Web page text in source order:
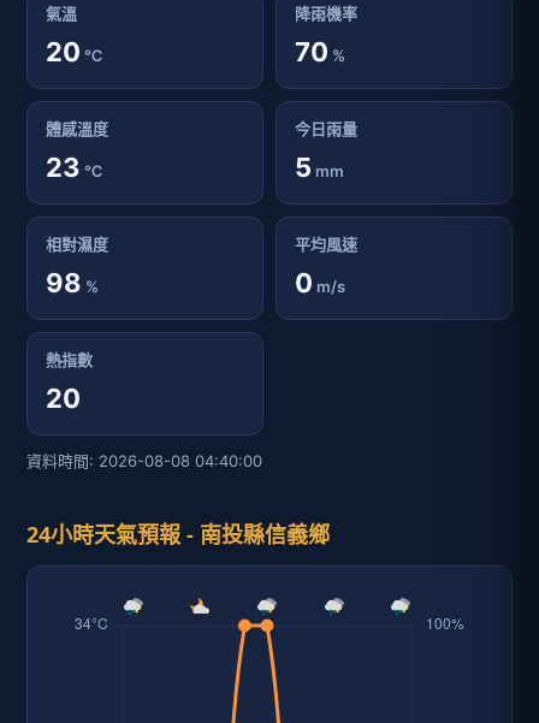
氣溫
20 ℃
降雨機率
70 %
體感溫度
23 ℃
今日雨量
5 mm
相對濕度
98 %
平均風速
0 m/s
熱指數
20
資料時間: 2026-08-08 04:40:00
24小時天氣預報 - 南投縣信義鄉